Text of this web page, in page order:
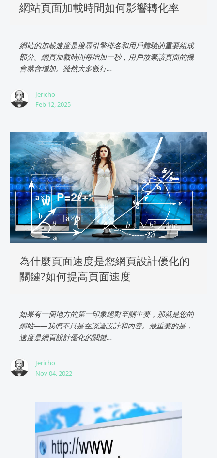
網站頁面加載時間如何影響轉化率
網站的加載速度是搜尋引擎排名和用戶體驗的重要組成
部分。網頁加載時間每增加一秒，用戶放棄該頁面的機
會就會增加。雖然大多數行...
Jericho
Feb 12, 2025
為什麼頁面速度是您網頁設計優化的
關鍵?如何提高頁面速度
如果有一個地方的第一印象絕對至關重要，那就是您的
網站——我們不只是在談論設計和內容。最重要的是，
速度是網頁設計優化的關鍵...
Jericho
Nov 04, 2022